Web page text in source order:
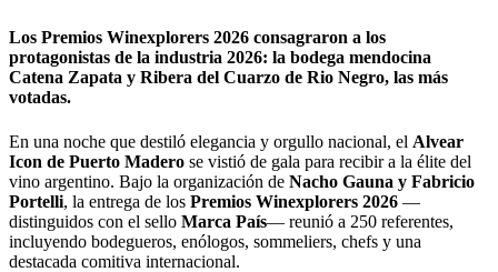
Los Premios Winexplorers 2026 consagraron a los
protagonistas de la industria 2026: la bodega mendocina
Catena Zapata y Ribera del Cuarzo de Rio Negro, las más
votadas.
En una noche que destiló elegancia y orgullo nacional, el Alvear
Icon de Puerto Madero se vistió de gala para recibir a la élite del
vino argentino. Bajo la organización de Nacho Gauna y Fabricio
Portelli, la entrega de los Premios Winexplorers 2026 —
distinguidos con el sello Marca País— reunió a 250 referentes,
incluyendo bodegueros, enólogos, sommeliers, chefs y una
destacada comitiva internacional.